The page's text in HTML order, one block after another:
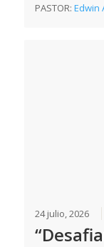
PASTOR:Edwin
24 julio, 2026